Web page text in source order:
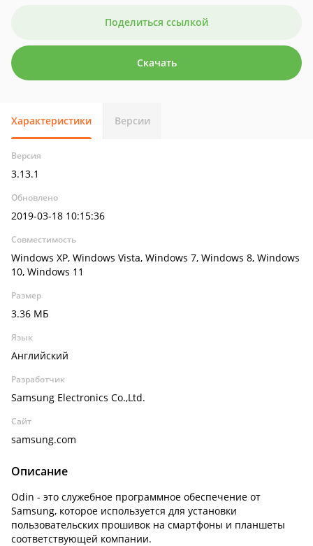
Поделиться ссылкой
Скачать
Характеристики Версии
Версия
3.13.1
Обновлено
2019-03-18 10:15:36
Совместимость
Windows XP, Windows Vista, Windows 7, Windows 8, Windows
10, Windows 11
Размер
3.36 МБ
Язык
Английский
Разработчик
Samsung Electronics Co.,Ltd.
Сайт
samsung.com
Описание
Odin - это служебное программное обеспечение от
Samsung, которое используется для установки
пользовательских прошивок на смартфоны и планшеты
соответствующей компании.